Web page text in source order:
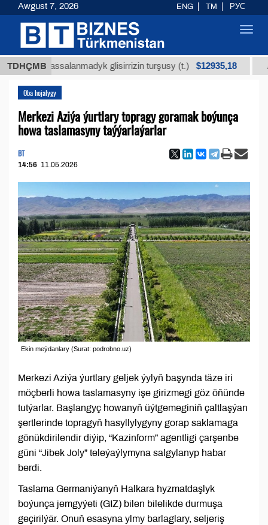
TDHÇMB
arassalanmadyk glisirrizin turşusy (t.) $12935,18 Az
Oba hojalygy
Merkezi Aziýa ýurtlary topragy goramak boýunça
howa taslamasyny taýýarlaýarlar
BT
14:56 11.05.2026
Ekin meýdanlary (Surat: podrobno.uz)
Merkezi Aziýa ýurtlary geljek ýylyň başynda täze iri
möçberli howa taslamasyny işe girizmegi göz öňünde
tutýarlar. Başlangyç howanyň üýtgemeginiň çaltlaşýan
şertlerinde topragyň hasyllylygyny gorap saklamaga
gönükdirilendir diýip, “Kazinform” agentligi çarşenbe
güni “Jibek Joly” teleýaýlymyna salgylanyp habar
berdi.
Taslama Germaniýanyň Halkara hyzmatdaşlyk
boýunça jemgyýeti (GIZ) bilen bilelikde durmuşa
geçirilýär. Onuň esasyna ylmy barlaglary, seljeriş
Awgust 7, 2026 ENG TM РУС